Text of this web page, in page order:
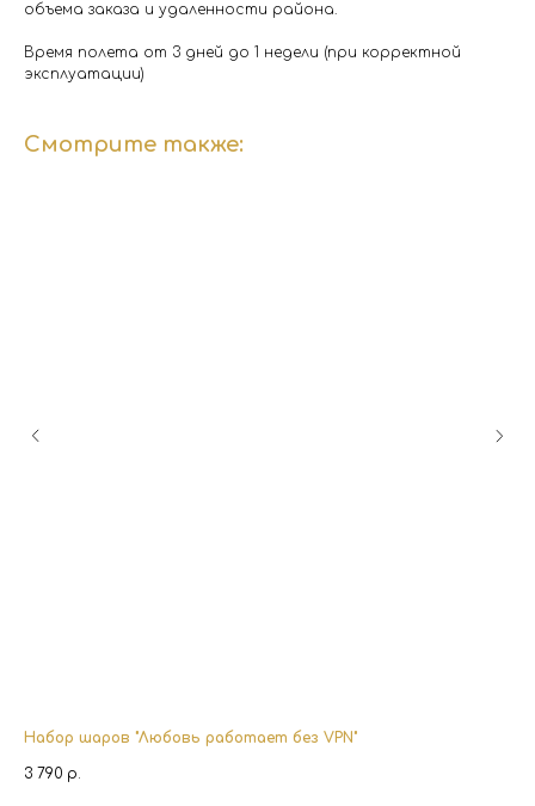
объема заказа и удаленности района.
Время полета от 3 дней до 1 недели (при корректной
эксплуатации)
Смотрите также:
Набор шаров "Любовь работает без VPN"
3 790 р.